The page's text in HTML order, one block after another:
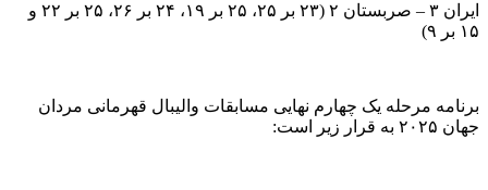
ایران ۳ – صربستان ۲ (۲۳ بر ۲۵، ۲۵ بر ۱۹، ۲۴ بر ۲۶، ۲۵ بر ۲۲ و
۱۵ بر ۹)
برنامه مرحله یک چهارم نهایی مسابقات والیبال قهرمانی مردان
جهان ۲۰۲۵ به قرار زیر است: